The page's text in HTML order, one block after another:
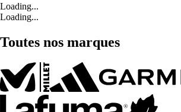
Loading...
Loading...
Toutes nos marques